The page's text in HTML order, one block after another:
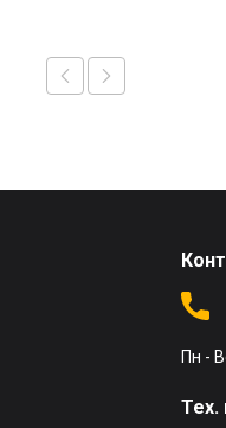
Пн -
Тех.